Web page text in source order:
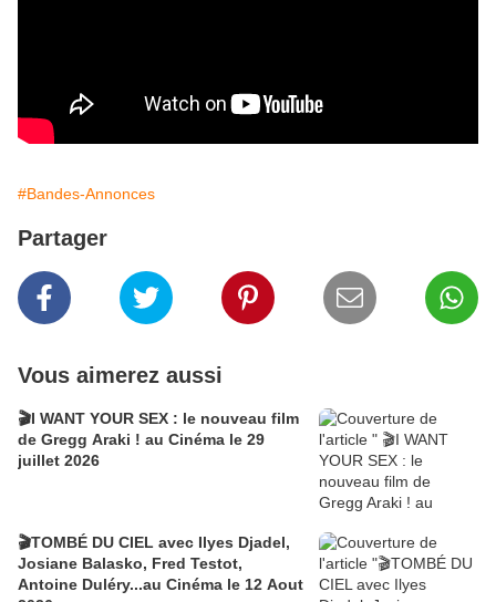
#Bandes-Annonces
Partager
Vous aimerez aussi
🎬I WANT YOUR SEX : le nouveau film
de Gregg Araki ! au Cinéma le 29
juillet 2026
🎬TOMBÉ DU CIEL avec Ilyes Djadel,
Josiane Balasko, Fred Testot,
Antoine Duléry...au Cinéma le 12 Aout